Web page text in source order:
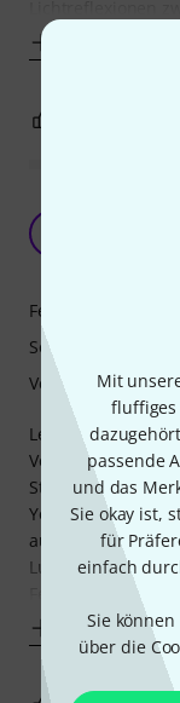
Mit
fluffiges
passende
und das
Sie okay ist,
für
einfach
Sie
über die
Richtig
MM
Leider ging mein
Von Beginn an lag
Stingray by MM,
Youtube Videos
aufmerksam
Lust am Bass
Fender Jazz Bass
Mehr anzeigen
Features
Sound
Verarbeitung